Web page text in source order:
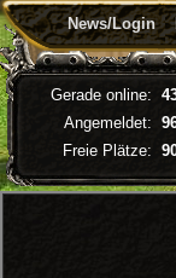
News/Login
Gerade online:
Angemeldet:
Freie Plätze: